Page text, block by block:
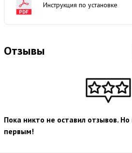
Инструкция по установке
Отзывы
Пока никто не оставил отзывов.
первым!